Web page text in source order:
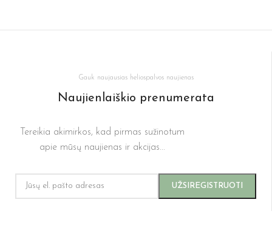
Gauk naujausias heliospalvos naujienas
Naujienlaiškio prenumerata
Tereikia akimirkos, kad pirmas sužinotum
apie mūsų naujienas ir akcijas...